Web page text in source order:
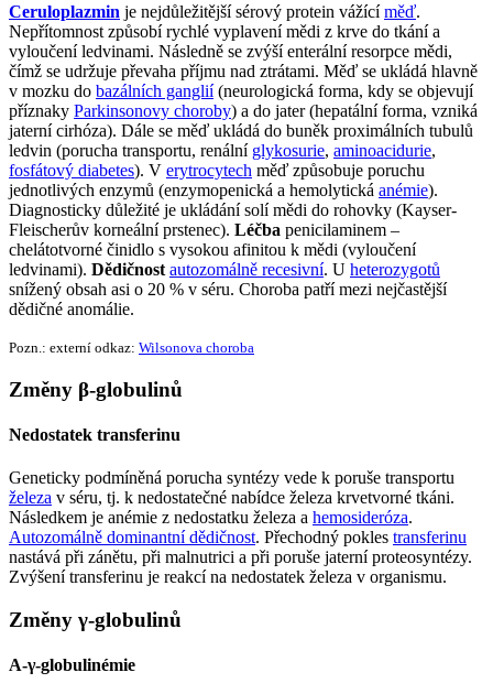
Ceruloplazmin je nejdůležitější sérový protein vážícíměď.
Nepřítomnost způsobí rychlé vyplavení mědi z krve do tkání a
vyloučení ledvinami. Následně se zvýší enterální resorpce mědi,
čímž se udržuje převaha příjmu nad ztrátami. Měď se ukládá hlavně
v mozku do bazálních ganglií(neurologická forma, kdy se objevují
příznaky Parkinsonovy choroby) a do jater (hepatální forma, vzniká
jaterní cirhóza). Dále se měď ukládá do buněk proximálních tubulů
ledvin (porucha transportu, renální glykosurie, aminoacidurie,
fosfátový diabetes). V erytrocytech měď způsobuje poruchu
jednotlivých enzymů (enzymopenická a hemolytická anémie).
Diagnosticky důležité je ukládání solí mědi do rohovky (Kayser-
Fleischerův korneální prstenec). Léčba penicilaminem –
chelátotvorné činidlo s vysokou afinitou k mědi (vyloučení
ledvinami). Dědičnost autozomálně recesivní. U heterozygotů
snížený obsah asi o 20 % v séru. Choroba patří mezi nejčastější
dědičné anomálie.
Pozn.: externí odkaz: Wilsonova choroba
Změny β-globulinů
Nedostatek transferinu
Geneticky podmíněná porucha syntézy vede k poruše transportu
železa v séru, tj. k nedostatečné nabídce železa krvetvorné tkáni.
Následkem je anémie z nedostatku železa a hemosideróza.
Autozomálně dominantní dědičnost. Přechodný pokles transferinu
nastává při zánětu, při malnutrici a při poruše jaterní proteosyntézy.
Zvýšení transferinu je reakcí na nedostatek železa v organismu.
Změny γ-globulinů
A-γ-globulinémie